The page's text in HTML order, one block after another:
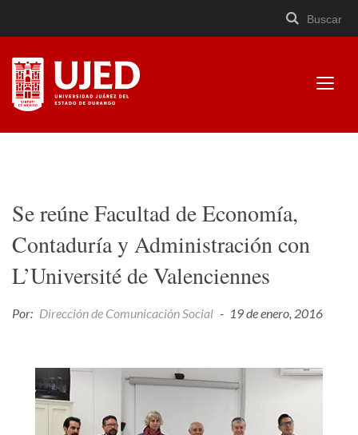
a
contenido
×
Buscar
Se reúne Facultad de Economía,
Contaduría y Administración con
L’Université de Valenciennes
Por: Dirección de Comunicación Social - 19 de enero, 2016